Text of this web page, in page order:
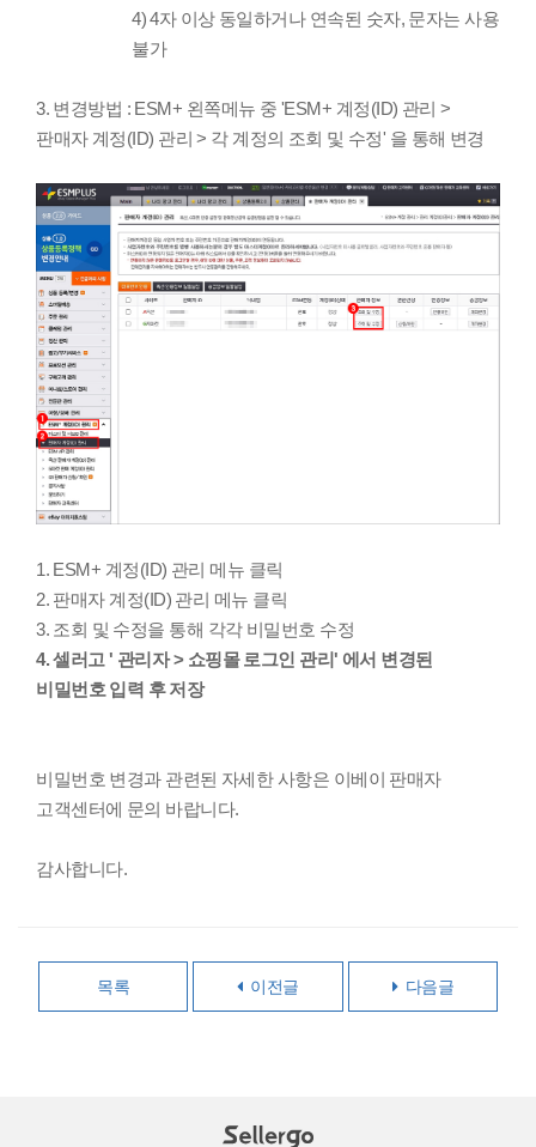
4) 4자 이상 동일하거나 연속된 숫자, 문자는 사용
불가
3. 변경방법 : ESM+ 왼쪽메뉴 중 'ESM+ 계정(ID) 관리 >
판매자 계정(ID) 관리 > 각 계정의 조회 및 수정' 을 통해 변경
1. ESM+ 계정(ID) 관리 메뉴 클릭
2. 판매자 계정(ID) 관리 메뉴 클릭
3. 조회 및 수정을 통해 각각 비밀번호 수정
4. 셀러고 ' 관리자 > 쇼핑몰 로그인 관리' 에서 변경된
비밀번호 입력 후 저장
비밀번호 변경과 관련된 자세한 사항은 이베이 판매자
고객센터에 문의 바랍니다.
감사합니다.
목록 이전글 다음글